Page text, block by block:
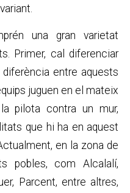
una gran varietat
Primer, cal diferenciar
entre aquests
juguen en el mateix
pilota contra un mur,
que hi ha en aquest
en la zona de
pobles, com Alcalalí,
Parcent, entre altres,